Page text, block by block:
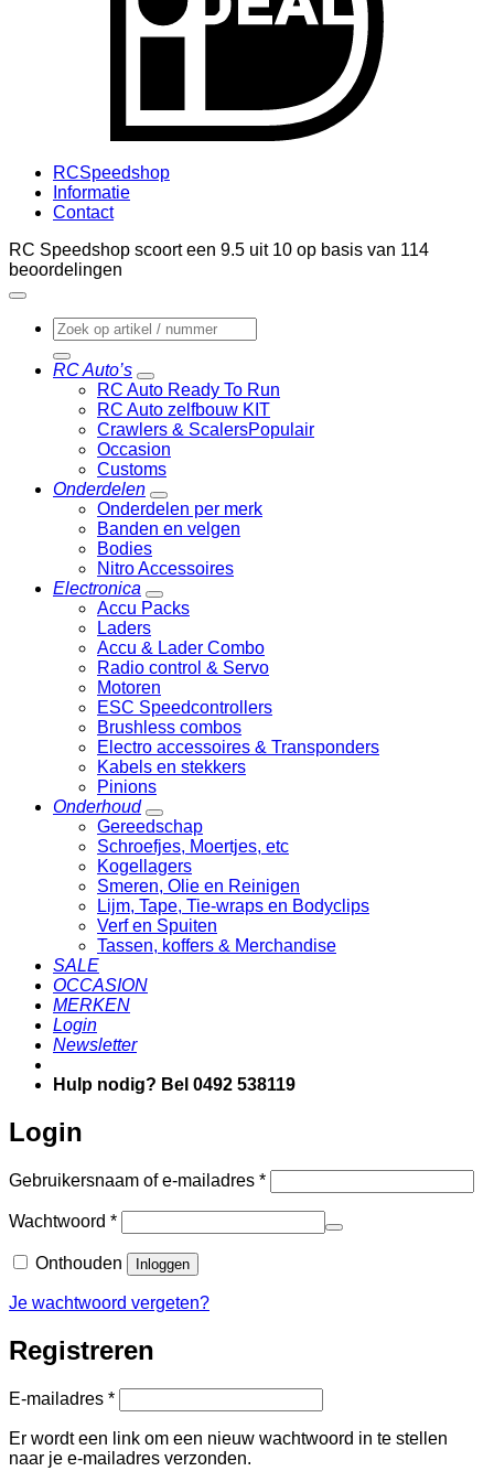
RCSpeedshop
Informatie
Contact
RC Speedshop scoort een 9.5 uit 10 op basis van 114
beoordelingen
Zoeken
naar:
RC Auto’s
RC Auto Ready To Run
RC Auto zelfbouw KIT
Crawlers & Scalers
Occasion
Customs
Onderdelen
Onderdelen per merk
Banden en velgen
Bodies
Nitro Accessoires
Electronica
Accu Packs
Laders
Accu & Lader Combo
Radio control & Servo
Motoren
ESC Speedcontrollers
Brushless combos
Electro accessoires & Transponders
Kabels en stekkers
Pinions
Onderhoud
Gereedschap
Schroefjes, Moertjes, etc
Kogellagers
Smeren, Olie en Reinigen
Lijm, Tape, Tie-wraps en Bodyclips
Verf en Spuiten
Tassen, koffers & Merchandise
SALE
OCCASION
MERKEN
Login
Newsletter
Hulp nodig? Bel 0492 538119
Login
Gebruikersnaam of e-mailadres *Vereist
Wachtwoord *Vereist
Onthouden Inloggen
Je wachtwoord vergeten?
Registreren
E-mailadres *Vereist
Er wordt een link om een nieuw wachtwoord in te stellen
naar je e-mailadres verzonden.